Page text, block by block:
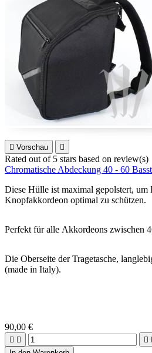
 Vorschau 
Rated out of 5 stars based on review(s)
Chromatische Abdeckung 40 - 60
Diese Hülle ist maximal gepolstert, um
Knopfakkordeon optimal zu schützen.
Perfekt für alle Akkordeons zwischen
Die Oberseite der Tragetasche,
(made in Italy).
90,00 €
  